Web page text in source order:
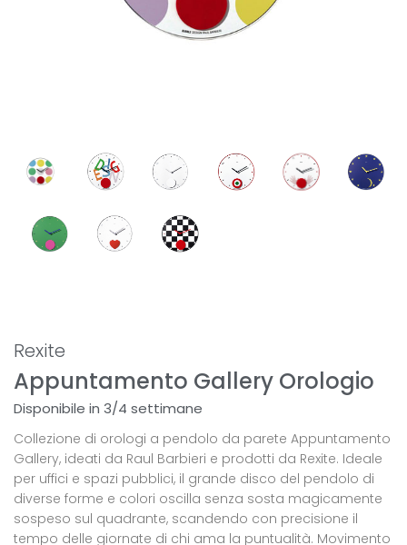
Rexite
Appuntamento Gallery Orologio
Disponibile in 3/4 settimane
Collezione di orologi a pendolo da parete Appuntamento
Gallery, ideati da Raul Barbieri e prodotti da Rexite. Ideale
per uffici e spazi pubblici, il grande disco del pendolo di
diverse forme e colori oscilla senza sosta magicamente
sospeso sul quadrante, scandendo con precisione il
tempo delle giornate di chi ama la puntualità. Movimento